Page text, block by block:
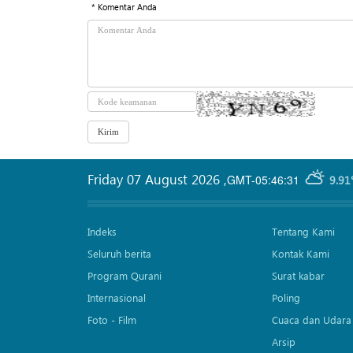
* Komentar Anda
GMT-05:46:31
Friday 07 August 2026 ,
Indeks
Seluruh berita
Program Qurani
Internasional
Foto - Film
Tentang Kami
Kontak Kami
Surat kabar
Poling
Cuaca dan Udara
Arsip